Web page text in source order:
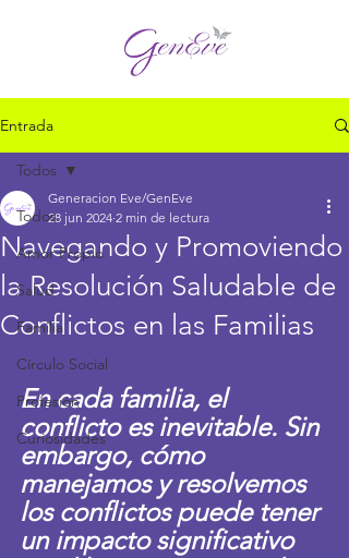
Entrada
Todos
Amor Propio
Salud
Familia
Círculo Social
Profesión
Curiosidades
Todos
Navegando y Promoviendo
la Resolución Saludable de
Conflictos en las Familias
Generacion Eve/GenEve
28 jun 2024 2 min de lectura
En cada familia, el
conflicto es inevitable. Sin
embargo, cómo
manejamos y resolvemos
los conflictos puede tener
un impacto significativo